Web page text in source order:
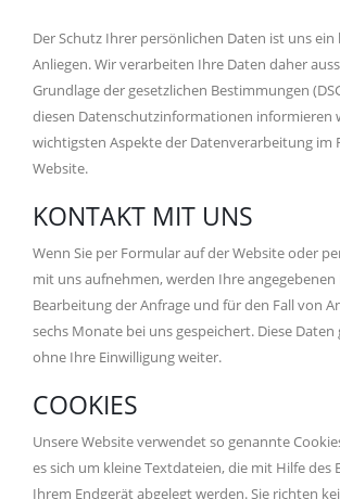
Der Schutz Ihrer persönlichen Daten ist uns ein
Anliegen. Wir verarbeiten Ihre Daten daher
Grundlage der gesetzlichen Bestimmungen
diesen Datenschutzinformationen informieren
wichtigsten Aspekte der Datenverarbeitung im
Website.
KONTAKT MIT UNS
Wenn Sie per Formular auf der Website oder
mit uns aufnehmen, werden Ihre angegebenen
Bearbeitung der Anfrage und für den Fall von
sechs Monate bei uns gespeichert. Diese
ohne Ihre Einwilligung weiter.
COOKIES
Unsere Website verwendet so genannte
es sich um kleine Textdateien, die mit Hilfe des
Ihrem Endgerät abgelegt werden. Sie richten